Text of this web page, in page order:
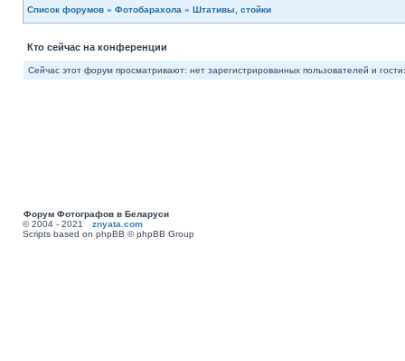
Список форумов » Фотобарахола » Штативы, стойки
Кто сейчас на конференции
Сейчас этот форум просматривают: нет зарегистрированных пользователей и
Форум Фотографов в Беларуси
© 2004 - 2021 znyata.com
Scripts based on phpBB © phpBB Group